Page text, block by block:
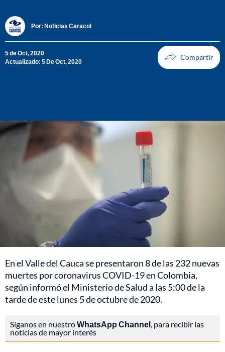
Por: Noticias Caracol
5 de Oct, 2020
Actualizado: 5 De Oct, 2020
En el Valle del Cauca se presentaron 8 de las 232 nuevas
muertes por coronavirus COVID-19 en Colombia,
según informó el Ministerio de Salud a las 5:00 de la
tarde de este lunes 5 de octubre de 2020.
Síganos en nuestroWhatsApp Channel, para recibir las
noticias de mayor interés